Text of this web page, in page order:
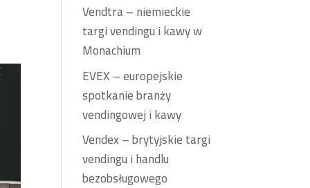
Vendtra – niemieckie
targi vendingu i kawy w
Monachium
EVEX – europejskie
spotkanie branży
vendingowej i kawy
Vendex – brytyjskie targi
vendingu i handlu
bezobsługowego